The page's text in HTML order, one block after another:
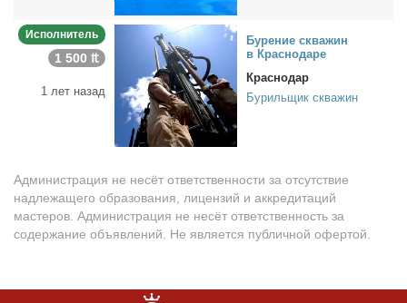
Исполнитель
1 500 ₶
1 лет назад
Бу­ре­ние сква­жин
в Крас­но­да­ре
Краснодар
Бурильщик скважин
Администрация не несёт ответственности за отсутствие
надлежащего образования, лицензий и аккредитаций
мастеров. Администрация не несёт ответственность за
содержание объявлений. Не является публичной офертой.